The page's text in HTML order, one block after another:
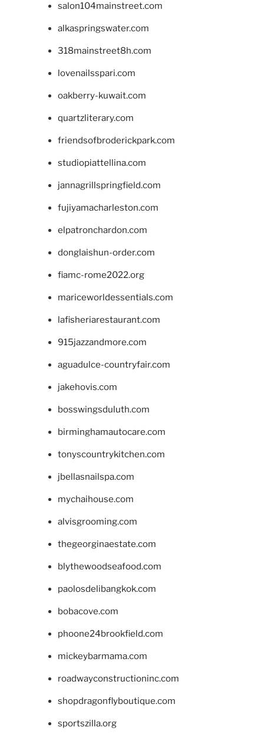
salon104mainstreet.com
alkaspringswater.com
318mainstreet8h.com
lovenailsspari.com
oakberry-kuwait.com
quartzliterary.com
friendsofbroderickpark.com
studiopiattellina.com
jannagrillspringfield.com
fujiyamacharleston.com
elpatronchardon.com
donglaishun-order.com
fiamc-rome2022.org
mariceworldessentials.com
lafisheriarestaurant.com
915jazzandmore.com
aguadulce-countryfair.com
jakehovis.com
bosswingsduluth.com
birminghamautocare.com
tonyscountrykitchen.com
jbellasnailspa.com
mychaihouse.com
alvisgrooming.com
thegeorginaestate.com
blythewoodseafood.com
paolosdelibangkok.com
bobacove.com
phoone24brookfield.com
mickeybarmama.com
roadwayconstructioninc.com
shopdragonflyboutique.com
sportszilla.org